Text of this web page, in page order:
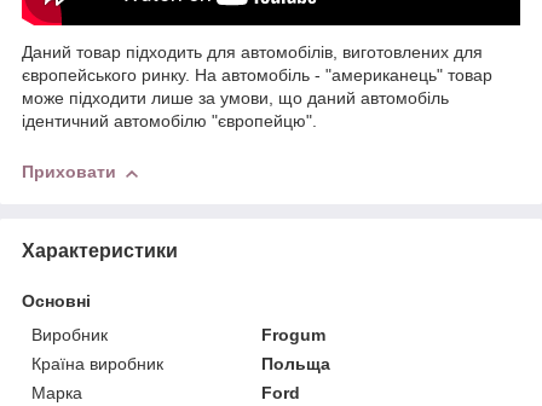
Даний товар підходить для автомобілів, виготовлених для
європейського ринку. На автомобіль - "американець" товар
може підходити лише за умови, що даний автомобіль
ідентичний автомобілю "європейцю".
Приховати
Характеристики
Основні
Виробник
Frogum
Країна виробник
Польща
Марка
Ford